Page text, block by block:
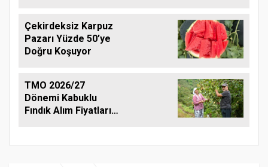
Çekirdeksiz Karpuz
Pazarı Yüzde 50’ye
Doğru Koşuyor
TMO 2026/27
Dönemi Kabuklu
Fındık Alım Fiyatlarını